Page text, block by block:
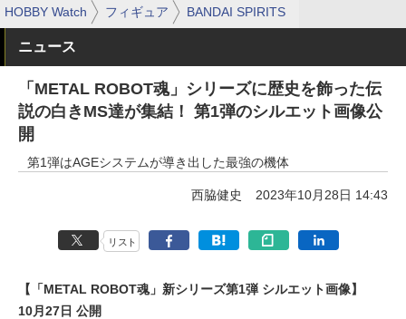
HOBBY Watch フィギュア BANDAI SPIRITS
ニュース
「METAL ROBOT魂」シリーズに歴史を飾った伝
説の白きMS達が集結！ 第1弾のシルエット画像公
開
第1弾はAGEシステムが導き出した最強の機体
西脇健史 2023年10月28日 14:43
リスト
【「METAL ROBOT魂」新シリーズ第1弾 シルエット画像】
10月27日 公開